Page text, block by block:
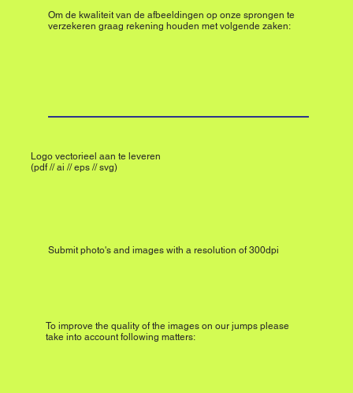
Om de kwaliteit van de afbeeldingen op onze sprongen te
verzekeren graag rekening houden met volgende zaken:
Logo vectorieel aan te leveren
(pdf // ai // eps // svg)
To improve the quality of the images on our jumps please
take into account following matters:
Submit photo's and images with a resolution of 300dpi